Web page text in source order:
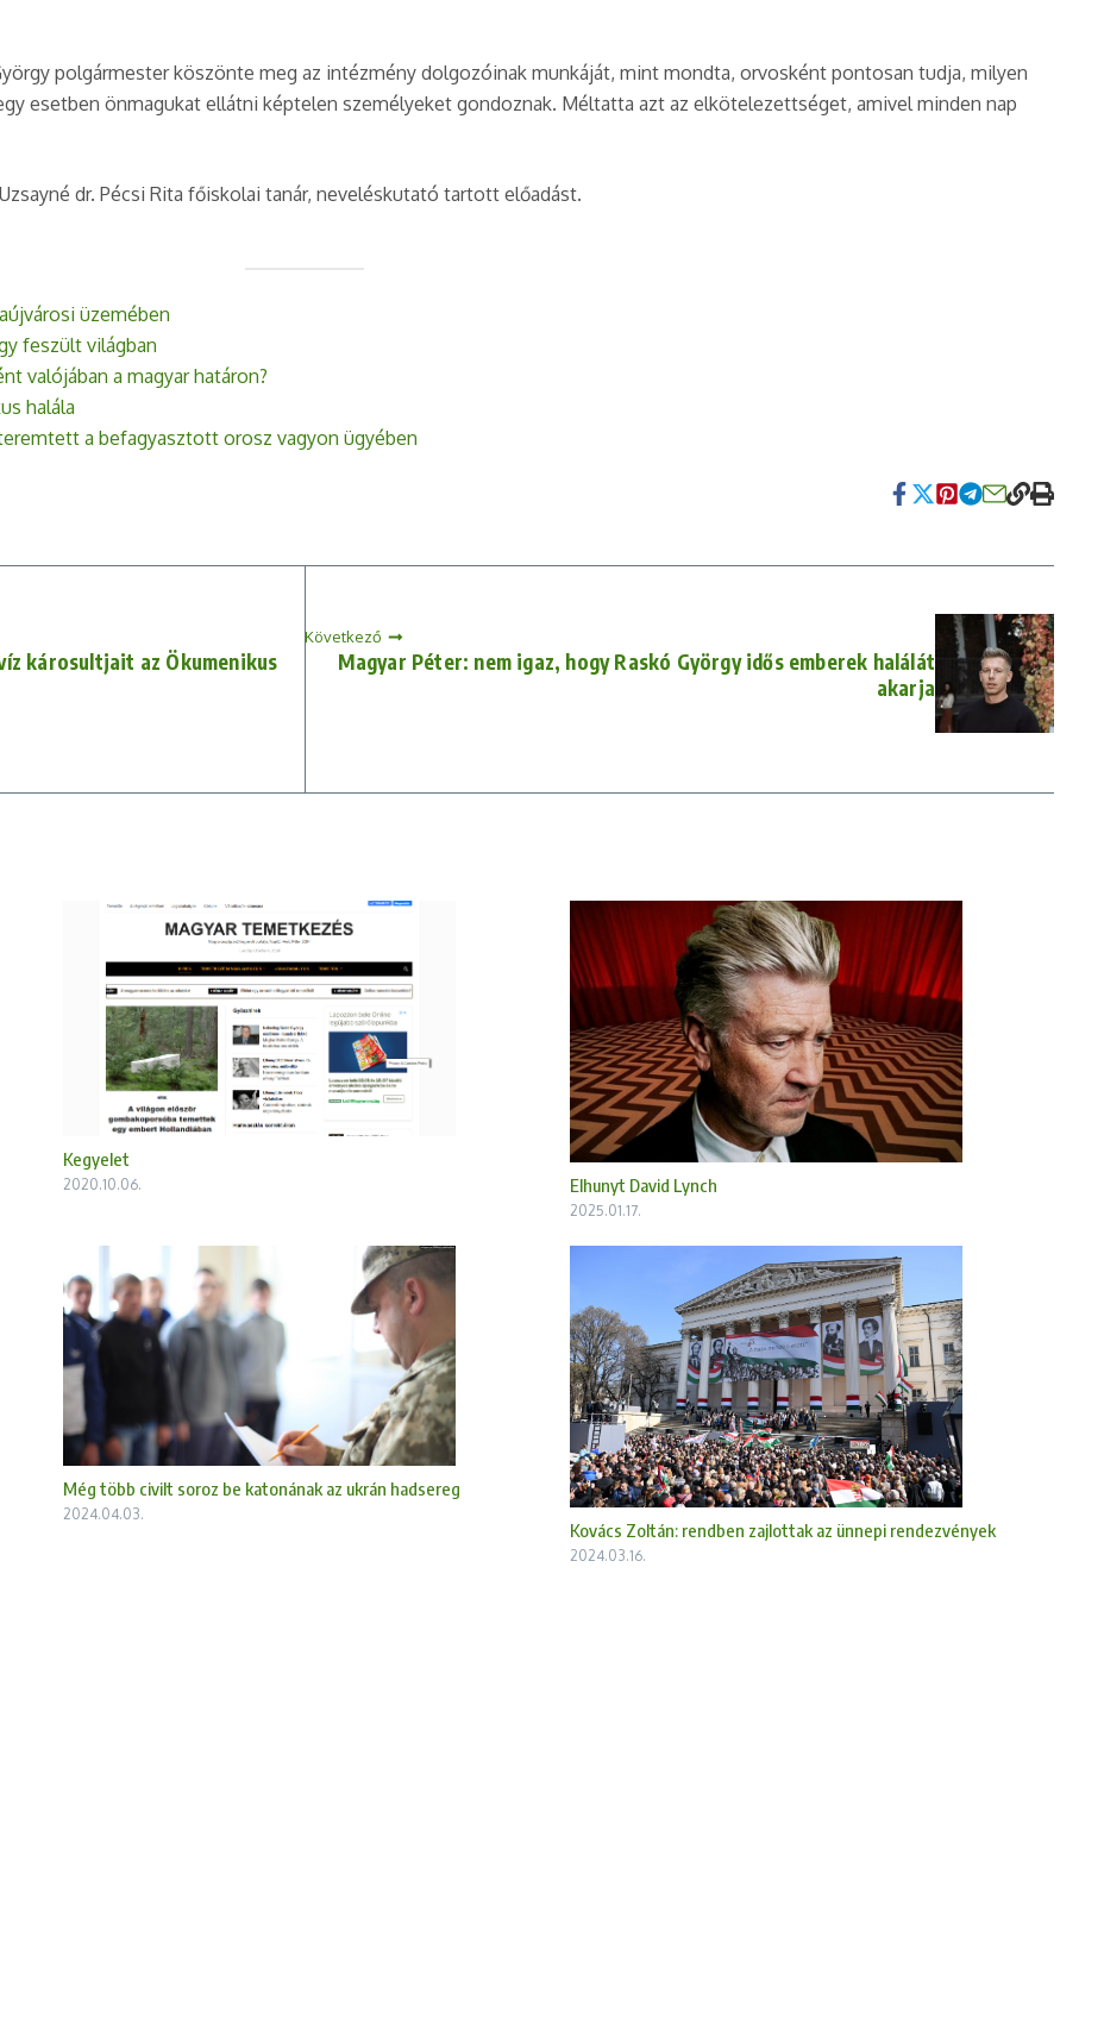
polgármester köszönte meg az intézmény dolgozóinak munkáját, mint mondta, orvosként pontosan tudja, milyen
esetben önmagukat ellátni képtelen személyeket gondoznak. Méltatta azt az elkötelezettséget, amivel minden nap
dr. Pécsi Rita főiskolai tanár, neveléskutató tartott előadást.
üzemében
feszült világban
valójában a magyar határon?
halála
a befagyasztott orosz vagyon ügyében
károsultjait az Ökumenikus
Következő
Magyar Péter: nem igaz, hogy Raskó György idős emberek halálát
akarja
Kegyelet
2020.10.06. Elhunyt David Lynch
2025.01.17.
Még több civilt soroz be katonának az ukrán hadsereg
2024.04.03.
Kovács Zoltán: rendben zajlottak az ünnepi rendezvények
2024.03.16.